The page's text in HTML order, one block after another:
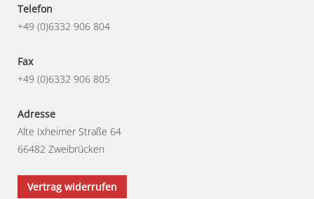
Telefon
+49 (0)6332 906 804
Fax
+49 (0)6332 906 805
Adresse
Alte Ixheimer Straße 64
66482 Zweibrücken
Vertrag widerrufen